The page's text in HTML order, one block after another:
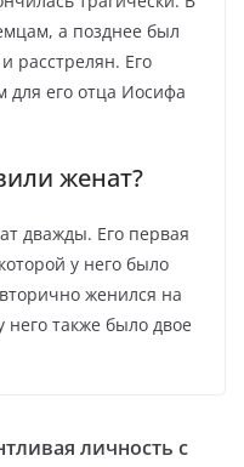
а позднее был
расстрелян. Его
его отца Иосифа
женат?
дважды. Его первая
у него было
женился на
также было двое
личность с